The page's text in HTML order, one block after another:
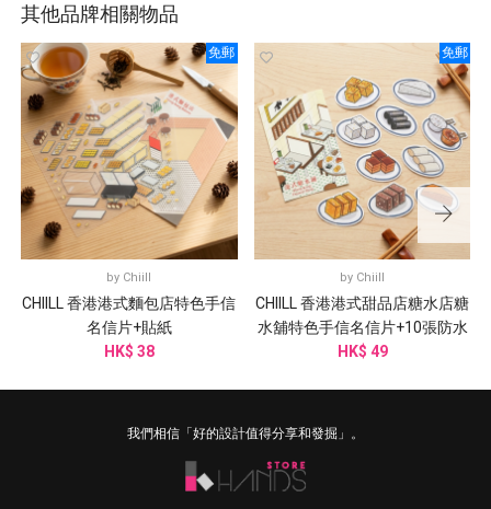
其他品牌相關物品
免郵
by Chiill
CHIILL 香港港式麵包店特色手信
名信片+貼紙
HK$ 38
免郵
by Chiill
CHIILL 香港港式甜品店糖水店糖
水舖特色手信名信片+10張防水
貼紙
HK$ 49
我們相信「好的設計值得分享和發掘」。